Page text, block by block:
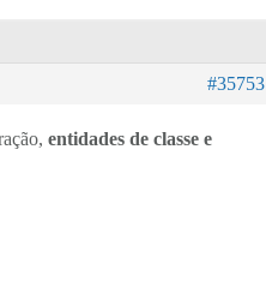
#35753
entidades de classe e